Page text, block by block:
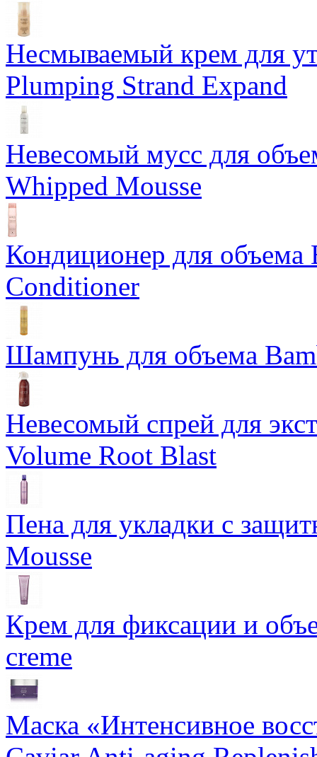
Несмываемый крем для
Plumping Strand Expand
Невесомый мусс для
Whipped Mousse
Кондиционер для объема
Conditioner
Шампунь для объема
Невесомый спрей для
Volume Root Blast
Пена для укладки с
Mousse
Крем для фиксации и
creme
Маска «Интенсивное